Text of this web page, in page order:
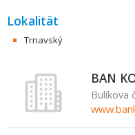
Lokalität
Trnavský
BAN
Bulíkova